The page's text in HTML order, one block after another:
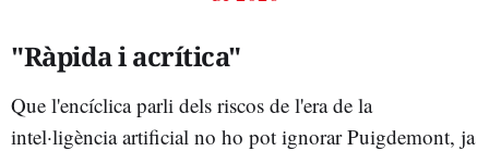
"Ràpida i acrítica"
Que l'encíclica parli dels riscos de l'era de la
intel·ligència artificial no ho pot ignorar Puigdemont, ja